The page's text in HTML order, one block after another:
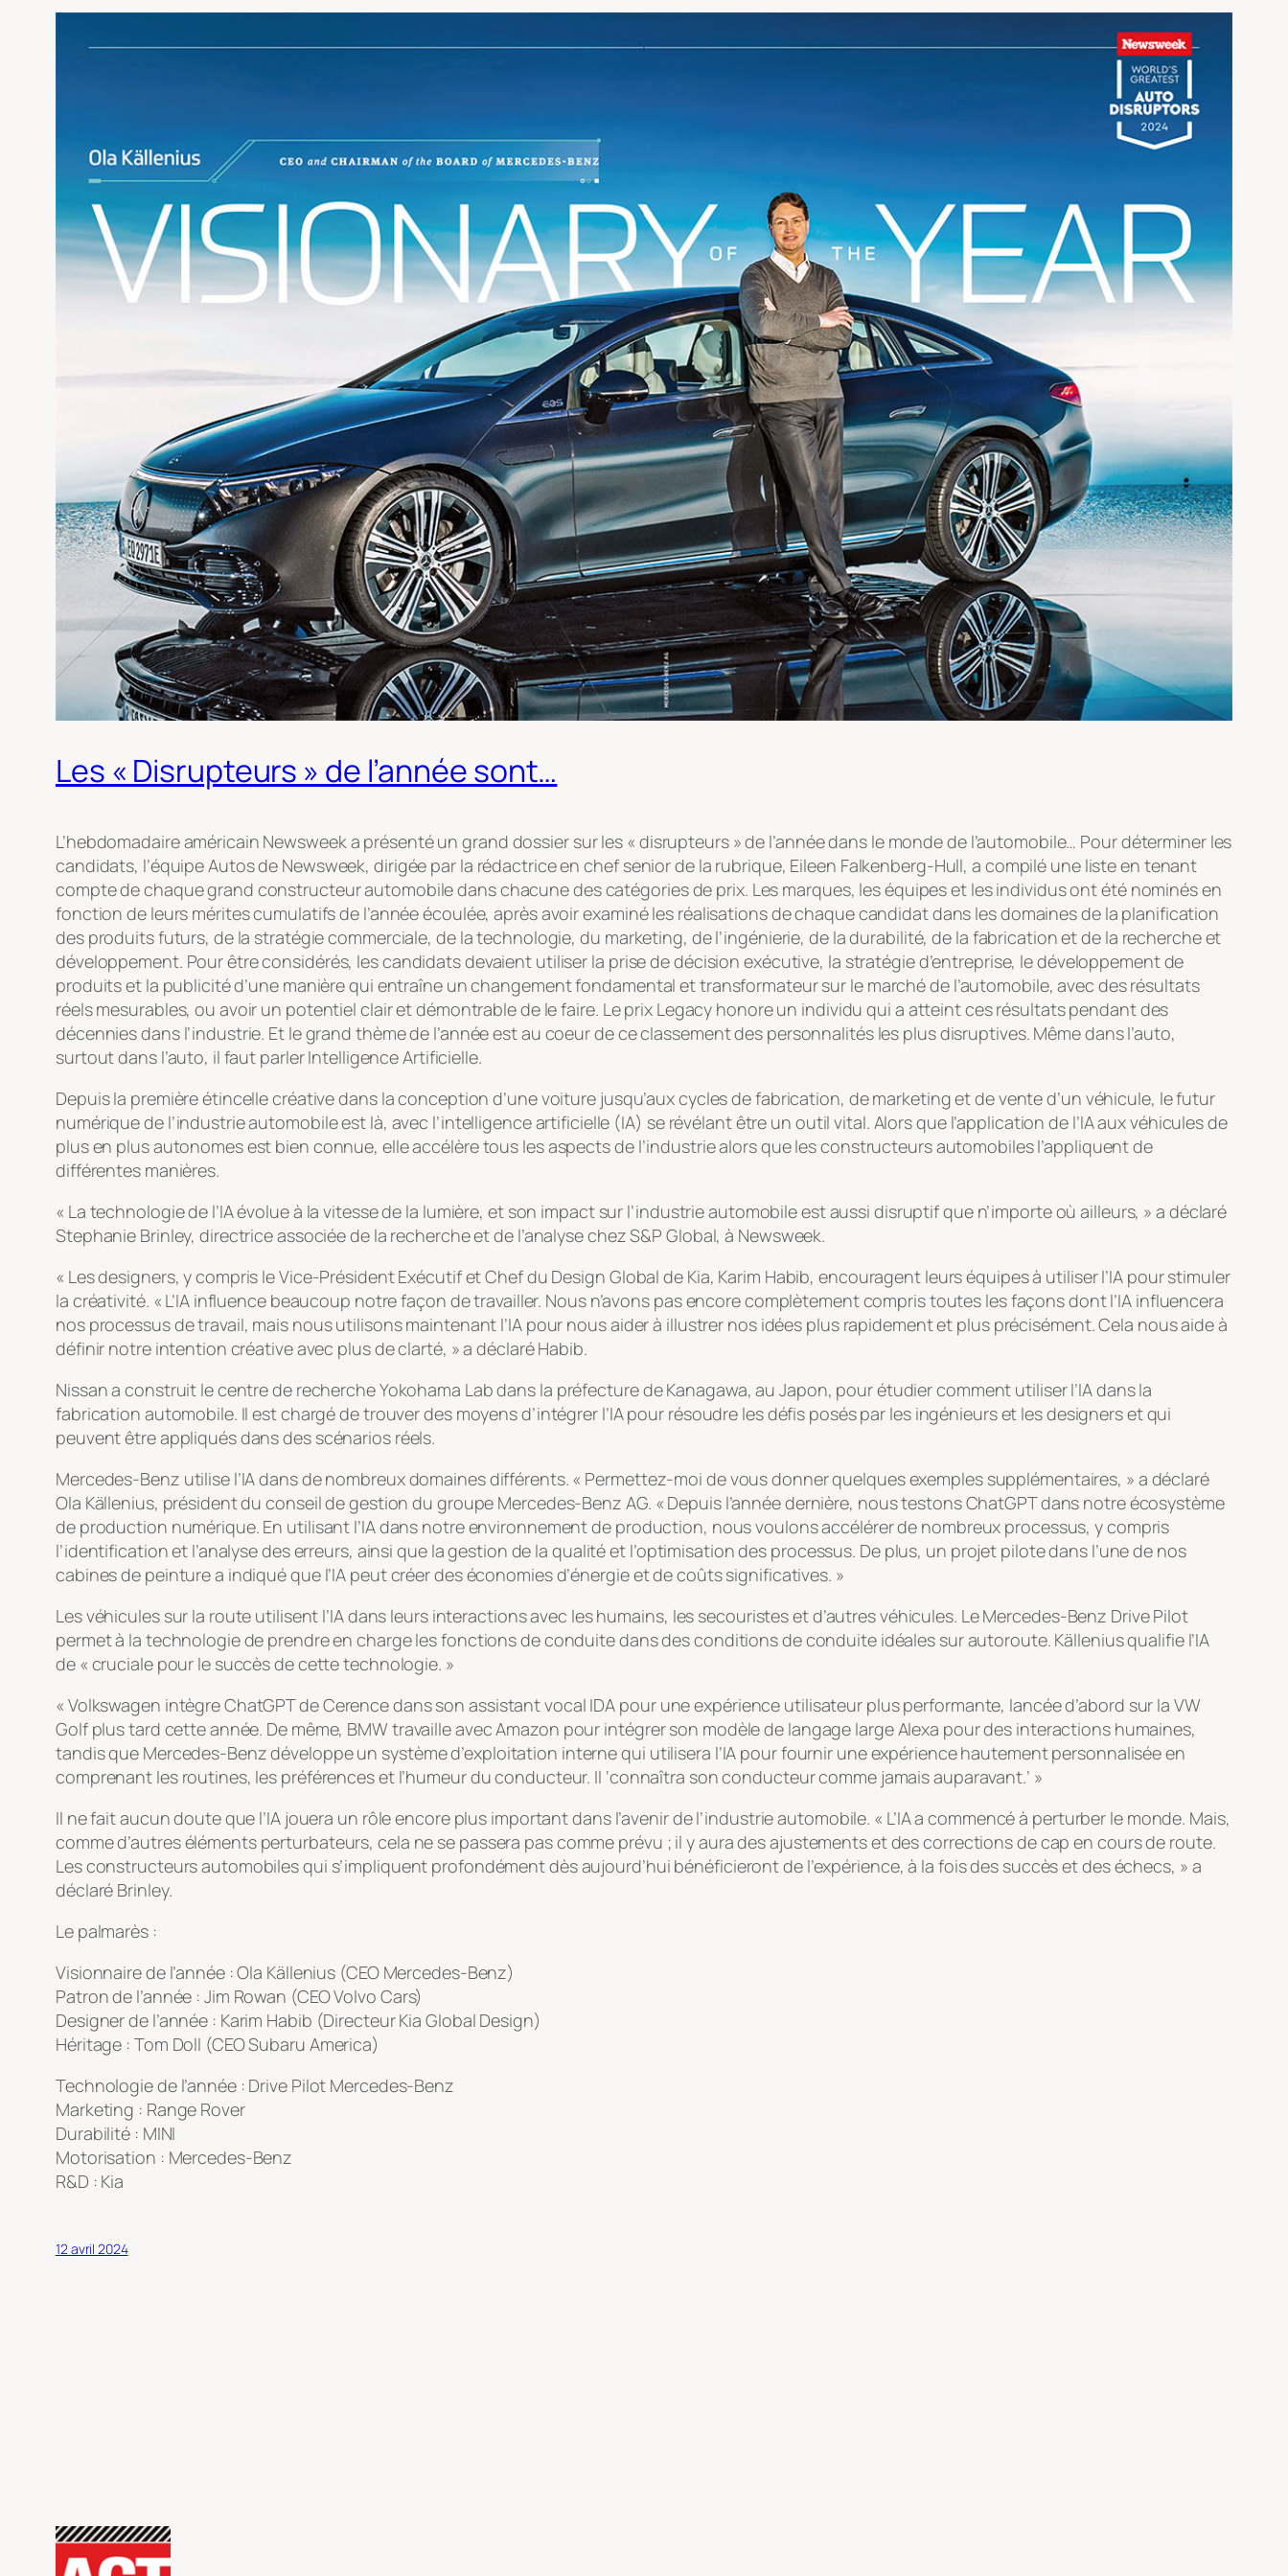
Les « Disrupteurs » de l’année sont…
L’hebdomadaire américain Newsweek a présenté un grand dossier sur les « disrupteurs » de l’année dans le monde de l’automobile… Pour déterminer les
candidats, l’équipe Autos de Newsweek, dirigée par la rédactrice en chef senior de la rubrique, Eileen Falkenberg-Hull, a compilé une liste en tenant
compte de chaque grand constructeur automobile dans chacune des catégories de prix. Les marques, les équipes et les individus ont été nominés en
fonction de leurs mérites cumulatifs de l’année écoulée, après avoir examiné les réalisations de chaque candidat dans les domaines de la planification
des produits futurs, de la stratégie commerciale, de la technologie, du marketing, de l’ingénierie, de la durabilité, de la fabrication et de la recherche et
développement. Pour être considérés, les candidats devaient utiliser la prise de décision exécutive, la stratégie d’entreprise, le développement de
produits et la publicité d’une manière qui entraîne un changement fondamental et transformateur sur le marché de l’automobile, avec des résultats
réels mesurables, ou avoir un potentiel clair et démontrable de le faire. Le prix Legacy honore un individu qui a atteint ces résultats pendant des
décennies dans l’industrie. Et le grand thème de l’année est au coeur de ce classement des personnalités les plus disruptives. Même dans l’auto,
surtout dans l’auto, il faut parler Intelligence Artificielle.
Depuis la première étincelle créative dans la conception d’une voiture jusqu’aux cycles de fabrication, de marketing et de vente d’un véhicule, le futur
numérique de l’industrie automobile est là, avec l’intelligence artificielle (IA) se révélant être un outil vital. Alors que l’application de l’IA aux véhicules de
plus en plus autonomes est bien connue, elle accélère tous les aspects de l’industrie alors que les constructeurs automobiles l’appliquent de
différentes manières.
« La technologie de l’IA évolue à la vitesse de la lumière, et son impact sur l’industrie automobile est aussi disruptif que n’importe où ailleurs, » a déclaré
Stephanie Brinley, directrice associée de la recherche et de l’analyse chez S&P Global, à Newsweek.
« Les designers, y compris le Vice-Président Exécutif et Chef du Design Global de Kia, Karim Habib, encouragent leurs équipes à utiliser l’IA pour stimuler
la créativité. « L’IA influence beaucoup notre façon de travailler. Nous n’avons pas encore complètement compris toutes les façons dont l’IA influencera
nos processus de travail, mais nous utilisons maintenant l’IA pour nous aider à illustrer nos idées plus rapidement et plus précisément. Cela nous aide à
définir notre intention créative avec plus de clarté, » a déclaré Habib.
Nissan a construit le centre de recherche Yokohama Lab dans la préfecture de Kanagawa, au Japon, pour étudier comment utiliser l’IA dans la
fabrication automobile. Il est chargé de trouver des moyens d’intégrer l’IA pour résoudre les défis posés par les ingénieurs et les designers et qui
peuvent être appliqués dans des scénarios réels.
Mercedes-Benz utilise l’IA dans de nombreux domaines différents. « Permettez-moi de vous donner quelques exemples supplémentaires, » a déclaré
Ola Källenius, président du conseil de gestion du groupe Mercedes-Benz AG. « Depuis l’année dernière, nous testons ChatGPT dans notre écosystème
de production numérique. En utilisant l’IA dans notre environnement de production, nous voulons accélérer de nombreux processus, y compris
l’identification et l’analyse des erreurs, ainsi que la gestion de la qualité et l’optimisation des processus. De plus, un projet pilote dans l’une de nos
cabines de peinture a indiqué que l’IA peut créer des économies d’énergie et de coûts significatives. »
Les véhicules sur la route utilisent l’IA dans leurs interactions avec les humains, les secouristes et d’autres véhicules. Le Mercedes-Benz Drive Pilot
permet à la technologie de prendre en charge les fonctions de conduite dans des conditions de conduite idéales sur autoroute. Källenius qualifie l’IA
de « cruciale pour le succès de cette technologie. »
« Volkswagen intègre ChatGPT de Cerence dans son assistant vocal IDA pour une expérience utilisateur plus performante, lancée d’abord sur la VW
Golf plus tard cette année. De même, BMW travaille avec Amazon pour intégrer son modèle de langage large Alexa pour des interactions humaines,
tandis que Mercedes-Benz développe un système d’exploitation interne qui utilisera l’IA pour fournir une expérience hautement personnalisée en
comprenant les routines, les préférences et l’humeur du conducteur. Il ‘connaîtra son conducteur comme jamais auparavant.’ »
Il ne fait aucun doute que l’IA jouera un rôle encore plus important dans l’avenir de l’industrie automobile. « L’IA a commencé à perturber le monde. Mais,
comme d’autres éléments perturbateurs, cela ne se passera pas comme prévu ; il y aura des ajustements et des corrections de cap en cours de route.
Les constructeurs automobiles qui s’impliquent profondément dès aujourd’hui bénéficieront de l’expérience, à la fois des succès et des échecs, » a
déclaré Brinley.
Le palmarès :
Visionnaire de l’année : Ola Källenius (CEO Mercedes-Benz)
Patron de l’année : Jim Rowan (CEO Volvo Cars)
Designer de l’année : Karim Habib (Directeur Kia Global Design)
Héritage : Tom Doll (CEO Subaru America)
Technologie de l’année : Drive Pilot Mercedes-Benz
Marketing : Range Rover
Durabilité : MINI
Motorisation : Mercedes-Benz
R&D : Kia
12 avril 2024